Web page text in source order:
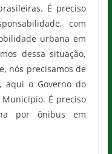
É preciso
com
urbana em
dessa situação,
nós precisamos de
aqui o Governo do
É preciso
por ônibus em